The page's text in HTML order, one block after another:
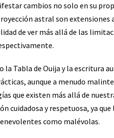
cambios no solo en su
astral son extensiones
de ver más allá de las
Tabla de Ouija y la escritura
aunque a menudo
que existen más allá de
cuidadosa y respetuosa, ya
como malévolas.